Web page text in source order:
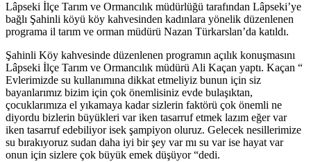
Lâpseki İlçe Tarım ve Ormancılık müdürlüğü tarafından Lâpseki’ye
bağlı Şahinli köyü köy kahvesinden kadınlara yönelik düzenlenen
programa il tarım ve orman müdürü Nazan Türkarslan’da katıldı.
Şahinli Köy kahvesinde düzenlenen programın açılık konuşmasını
Lâpseki İlçe Tarım ve Ormancılık müdürü Ali Kaçan yaptı. Kaçan “
Evlerimizde su kullanımına dikkat etmeliyiz bunun için siz
bayanlarımız bizim için çok önemlisiniz evde bulaşıktan,
çocuklarımıza el yıkamaya kadar sizlerin faktörü çok önemli ne
diyordu bizlerin büyükleri var iken tasarruf etmek lazım eğer var
iken tasarruf edebiliyor isek şampiyon oluruz. Gelecek nesillerimize
su bırakıyoruz sudan daha iyi bir şey var mı su var ise hayat var
onun için sizlere çok büyük emek düşüyor “dedi.